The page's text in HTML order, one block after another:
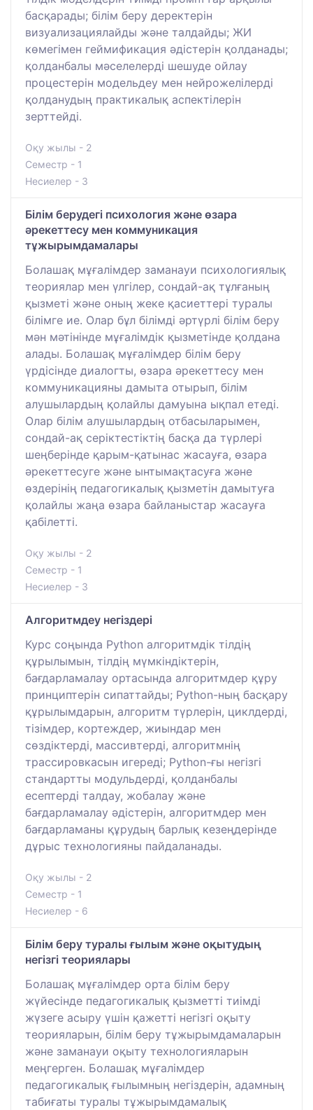
басқарады; білім беру деректерін
визуализациялайды және талдайды; ЖИ
көмегімен геймификация әдістерін қолданады;
қолданбалы мәселелерді шешуде ойлау
процестерін модельдеу мен нейрожелілерді
қолданудың практикалық аспектілерін
зерттейді.
Оқу жылы - 2
Семестр - 1
Несиелер - 3
Білім берудегі психология және өзара
әрекеттесу мен коммуникация
тұжырымдамалары
Болашақ мұғалімдер заманауи психологиялық
теориялар мен үлгілер, сондай-ақ тұлғаның
қызметі және оның жеке қасиеттері туралы
білімге ие. Олар бұл білімді әртүрлі білім беру
мән мәтінінде мұғалімдік қызметінде қолдана
алады. Болашақ мұғалімдер білім беру
үрдісінде диалогты, өзара әрекеттесу мен
коммуникацияны дамыта отырып, білім
алушылардың қолайлы дамуына ықпал етеді.
Олар білім алушылардың отбасыларымен,
сондай-ақ серіктестіктің басқа да түрлері
шеңберінде қарым-қатынас жасауға, өзара
әрекеттесуге және ынтымақтасуға және
өздерінің педагогикалық қызметін дамытуға
қолайлы жаңа өзара байланыстар жасауға
қабілетті.
Оқу жылы - 2
Семестр - 1
Несиелер - 3
Алгоритмдеу негіздері
Курс соңында Python алгоритмдік тілдің
құрылымын, тілдің мүмкіндіктерін,
бағдарламалау ортасында алгоритмдер құру
принциптерін сипаттайды; Python-ның басқару
құрылымдарын, алгоритм түрлерін, циклдерді,
тізімдер, кортеждер, жиындар мен
сөздіктерді, массивтерді, алгоритмнің
трассировкасын игереді; Python-ғы негізгі
стандартты модульдерді, қолданбалы
есептерді талдау, жобалау және
бағдарламалау әдістерін, алгоритмдер мен
бағдарламаны құрудың барлық кезеңдерінде
дұрыс технологияны пайдаланады.
Оқу жылы - 2
Семестр - 1
Несиелер - 6
Білім беру туралы ғылым және оқытудың
негізгі теориялары
Болашақ мұғалімдер орта білім беру
жүйесінде педагогикалық қызметті тиімді
жүзеге асыру үшін қажетті негізгі оқыту
теорияларын, білім беру тұжырымдамаларын
және заманауи оқыту технологияларын
меңгерген. Болашақ мұғалімдер
педагогикалық ғылымның негіздерін, адамның
табиғаты туралы тұжырымдамалық